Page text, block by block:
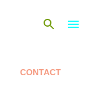
CONTACT